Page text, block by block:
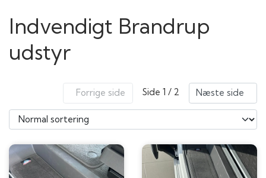
Indvendigt Brandrup
udstyr
Forrige side Side 1 / 2 Næste side